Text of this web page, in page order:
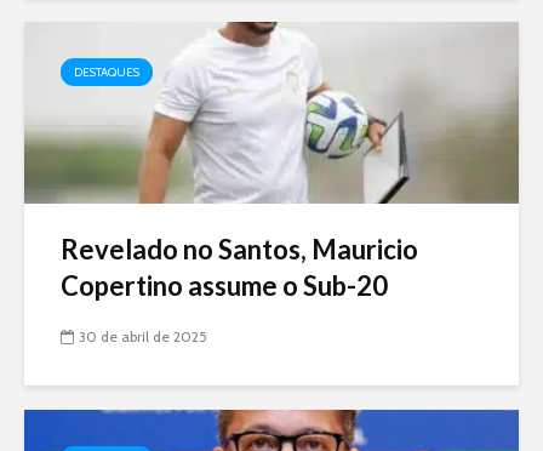
DESTAQUES
Revelado no Santos, Mauricio
Copertino assume o Sub-20
30 de abril de 2025